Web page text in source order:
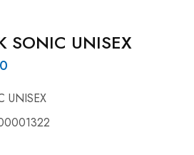
SONIC UNISEX
UNISEX